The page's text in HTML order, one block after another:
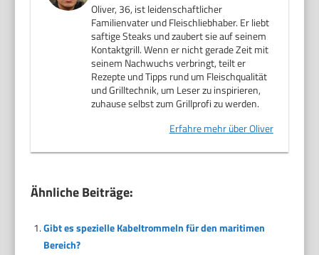
Oliver, 36, ist leidenschaftlicher
Familienvater und Fleischliebhaber. Er liebt
saftige Steaks und zaubert sie auf seinem
Kontaktgrill. Wenn er nicht gerade Zeit mit
seinem Nachwuchs verbringt, teilt er
Rezepte und Tipps rund um Fleischqualität
und Grilltechnik, um Leser zu inspirieren,
zuhause selbst zum Grillprofi zu werden.
Erfahre mehr über Oliver
Ähnliche Beiträge:
Gibt es spezielle Kabeltrommeln für den maritimen
Bereich?